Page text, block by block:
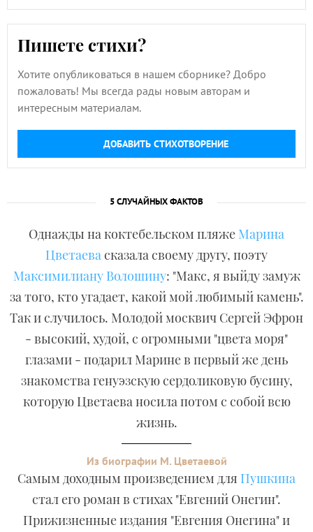
Пишете стихи?
Хотите опубликоваться в нашем сборнике? Добро
пожаловать! Мы всегда рады новым авторам и
интересным материалам.
ДОБАВИТЬ СТИХОТВОРЕНИЕ
5 СЛУЧАЙНЫХ ФАКТОВ
Однажды на коктебельском пляже Марина
Цветаевасказала своему другу, поэту
Максимилиану Волошину: "Макс, я выйду замуж
за того, кто угадает, какой мой любимый камень".
Так и случилось. Молодой москвич Сергей Эфрон
- высокий, худой, с огромными "цвета моря"
глазами - подарил Марине в первый же день
знакомства генуэзскую сердоликовую бусину,
которую Цветаева носила потом с собой всю
жизнь.
Из биографии М. Цветаевой
Самым доходным произведением для Пушкина
стал его роман в стихах "Евгений Онегин".
Прижизненные издания "Евгения Онегина" и